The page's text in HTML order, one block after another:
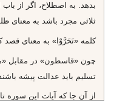
بدهد. به اصطلاح، اگر از
ثلاثى مجرد باشد به معناى
كلمه‌ «تَحَرَّوْا» به معناى
چون «قاسطون» در مقابل
تسليم بايد عدالت پيشه باشند.
از آن جا كه آيات اين سوره